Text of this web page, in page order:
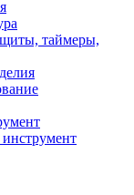
таймеры,